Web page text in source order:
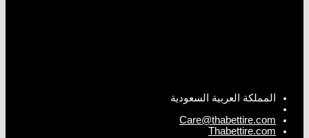
المملكة العربية السعودية
Care@thabettire.com
Thabettire.com